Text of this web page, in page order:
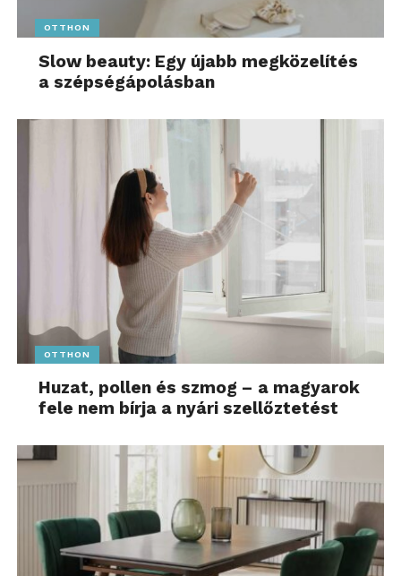
OTTHON
Slow beauty: Egy újabb megközelítés
a szépségápolásban
OTTHON
Huzat, pollen és szmog – a magyarok
fele nem bírja a nyári szellőztetést